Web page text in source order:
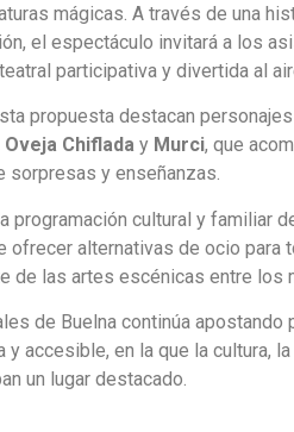
mágicas. A través de una
el espectáculo invitará a los
participativa y divertida al
propuesta destacan
Oveja Chiflada y Murci, que
sorpresas y enseñanzas.
programación cultural y familiar
ofrecer alternativas de ocio para
de las artes escénicas entre los
de Buelna continúa apostando
accesible, en la que la cultura,
un lugar destacado.